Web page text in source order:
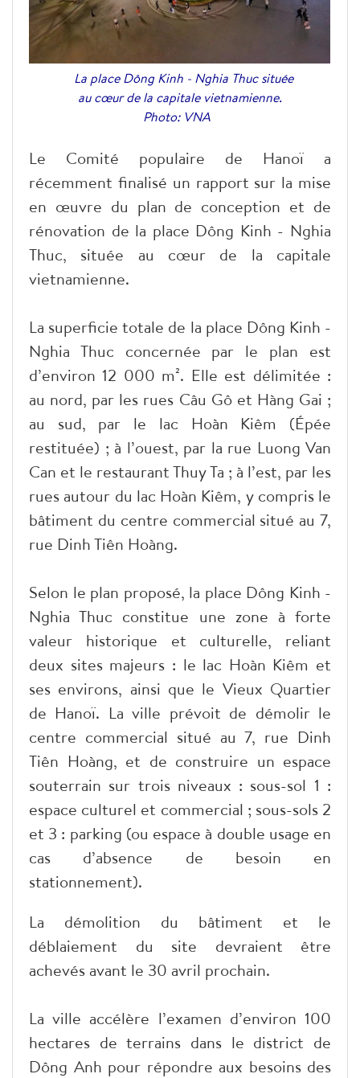
La place Dông Kinh - Nghia Thuc située
au cœur de la capitale vietnamienne.
Photo: VNA
Le Comité populaire de Hanoï a
récemment finalisé un rapport sur la mise
en œuvre du plan de conception et de
rénovation de la place Dông Kinh - Nghia
Thuc, située au cœur de la capitale
vietnamienne.
La superficie totale de la place Dông Kinh -
Nghia Thuc concernée par le plan est
d’environ 12 000 m². Elle est délimitée :
au nord, par les rues Câu Gô et Hàng Gai ;
au sud, par le lac Hoàn Kiêm (Épée
restituée) ; à l’ouest, par la rue Luong Van
Can et le restaurant Thuy Ta ; à l’est, par les
rues autour du lac Hoàn Kiêm, y compris le
bâtiment du centre commercial situé au 7,
rue Dinh Tiên Hoàng.
Selon le plan proposé, la place Dông Kinh -
Nghia Thuc constitue une zone à forte
valeur historique et culturelle, reliant
deux sites majeurs : le lac Hoàn Kiêm et
ses environs, ainsi que le Vieux Quartier
de Hanoï. La ville prévoit de démolir le
centre commercial situé au 7, rue Dinh
Tiên Hoàng, et de construire un espace
souterrain sur trois niveaux : sous-sol 1 :
espace culturel et commercial ; sous-sols 2
et 3 : parking (ou espace à double usage en
cas d’absence de besoin en
stationnement).
La démolition du bâtiment et le
déblaiement du site devraient être
achevés avant le 30 avril prochain.
La ville accélère l’examen d’environ 100
hectares de terrains dans le district de
Dông Anh pour répondre aux besoins des